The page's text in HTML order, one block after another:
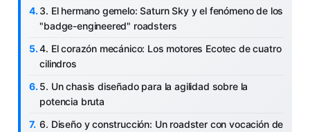
3. El hermano gemelo: Saturn Sky y el fenómeno de los
"badge-engineered" roadsters
4. El corazón mecánico: Los motores Ecotec de cuatro
cilindros
5. Un chasis diseñado para la agilidad sobre la
potencia bruta
6. Diseño y construcción: Un roadster con vocación de